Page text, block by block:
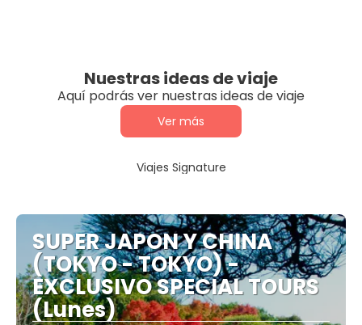
Nuestras ideas de viaje
Aquí podrás ver nuestras ideas de viaje
Ver más
Viajes Signature
SUPER JAPON Y CHINA
(TOKYO - TOKYO) -
EXCLUSIVO SPECIAL TOURS
(Lunes)